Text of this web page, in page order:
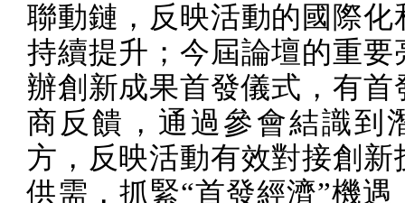
聯動鏈，反映活動的國際化
持續提升；今屆論壇的重要
辦創新成果首發儀式，有首
商反饋，通過參會結識到
方，反映活動有效對接創新
供需，抓緊“首發經濟”機遇